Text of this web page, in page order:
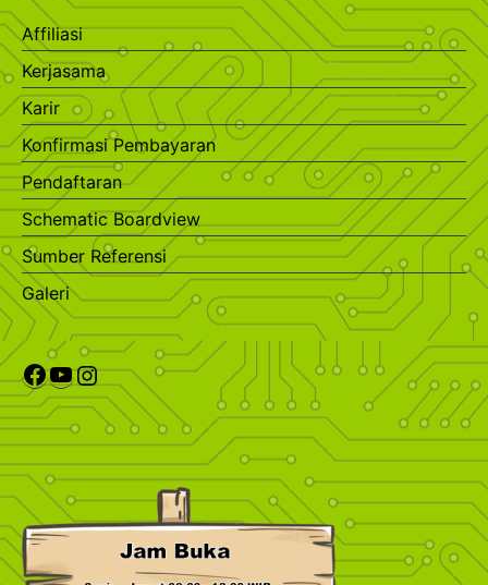
Affiliasi
Kerjasama
Karir
Konfirmasi Pembayaran
Pendaftaran
Schematic Boardview
Sumber Referensi
Galeri